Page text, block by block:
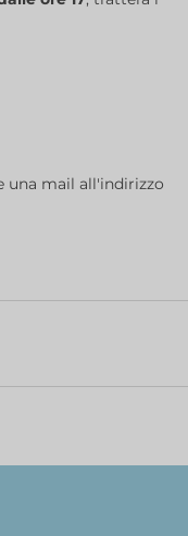
una mail all'indirizzo